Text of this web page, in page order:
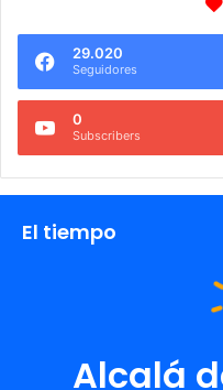
29.020
Seguidores
0
Subscribers
El tiempo
Alcalá